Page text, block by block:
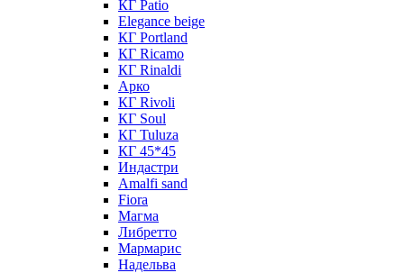
КГ Patio
Elegance beige
КГ Portland
КГ Ricamo
КГ Rinaldi
Арко
КГ Rivoli
КГ Soul
КГ Tuluza
КГ 45*45
Индастри
Amalfi sand
Fiora
Магма
Либретто
Мармарис
Надельва